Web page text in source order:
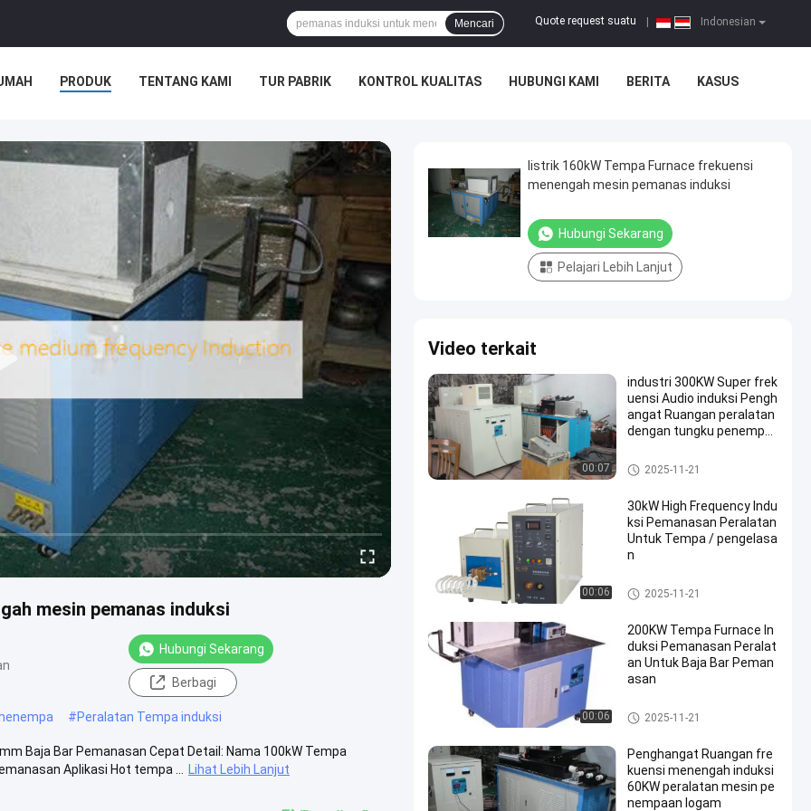
Indonesian
Quote request suatu
Mencari
PRODUK TENTANG KAMI TUR PABRIK KONTROL KUALITAS HUBUNGI KAMI BERITA KASUS
mesin pemanas induksi
Hubungi Sekarang
Berbagi
#Peralatan Tempa induksi
Baja Bar Pemanasan Cepat Detail: Nama 100kW Tempa
Aplikasi Hot tempa ...
Lihat Lebih Lanjut
listrik 160kW Tempa Furnace frekuensi
menengah mesin pemanas induksi
Hubungi Sekarang
Pelajari Lebih Lanjut
Video terkait
00:07
industri 300KW Super frek
uensi Audio induksi Pengh
angat Ruangan peralatan
dengan tungku penempa
mesin penempaan induksi
2025-11-21
00:06
30kW High Frequency Indu
ksi Pemanasan Peralatan
Untuk Tempa / pengelasa
n
mesin penempaan induksi
2025-11-21
00:06
200KW Tempa Furnace In
duksi Pemanasan Peralat
an Untuk Baja Bar Peman
asan
mesin penempaan induksi
2025-11-21
Penghangat Ruangan fre
kuensi menengah induksi
60KW peralatan mesin pe
nempaan logam